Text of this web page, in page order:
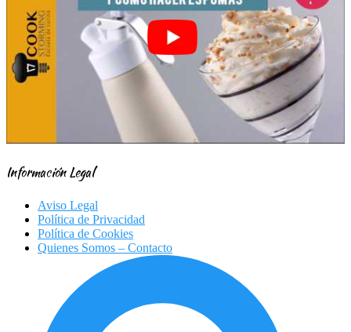
Información Legal
Aviso Legal
Política de Privacidad
Política de Cookies
Quienes Somos – Contacto